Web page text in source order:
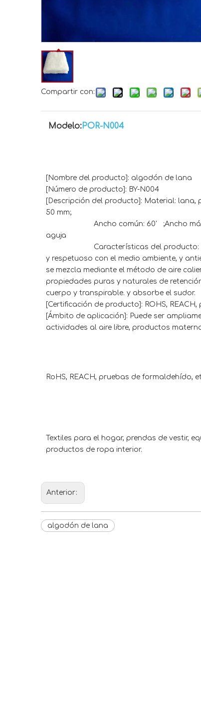
Compartir con:
Modelo:POR-N004
[Nombre del producto]: algodón de lana
[Número de producto]: BY-N004
[Descripción del producto]: Material:
50 mm;
Ancho común: 60' ;Ancho máximo:
aguja
Características del producto: El
y respetuoso con el medio ambiente, y
se mezcla mediante el método de aire
propiedades puras y naturales de
cuerpo y transpirable. y absorbe el sudor.
[Certificación de producto]: ROHS,
[Ámbito de aplicación]: Puede ser
actividades al aire libre, productos
RoHS, REACH, pruebas de formaldehído,
Textiles para el hogar, prendas de vestir,
productos de ropa interior.
Anterior:
algodón de lana